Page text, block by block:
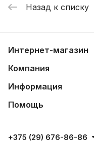
Назад к списку
Интернет-магазин
Компания
Информация
Помощь
+375 (29) 676-86-86